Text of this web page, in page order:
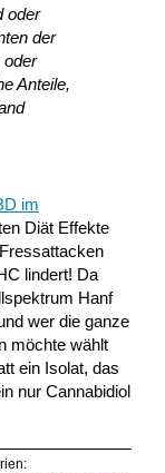
oder
der
oder
Anteile,
im
Diät Effekte
lindert! Da
Hanf
wer die ganze
möchte wählt
ein Isolat, das
nur Cannabidiol